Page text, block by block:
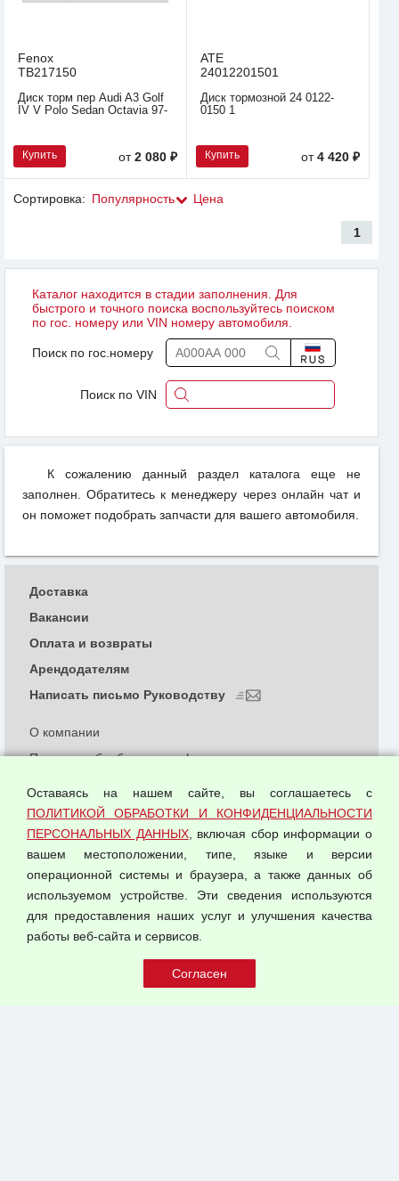
Fenox
TB217150
Диск торм пер Audi A3 Golf
IV V Polo Sedan Octavia 97-
Купить от2 080 ₽
ATE
24012201501
Диск тормозной 24 0122-
0150 1
Купить от4 420 ₽
Сортировка: Популярность Цена
1
Каталог находится в стадии заполнения. Для
быстрого и точного поиска воспользуйтесь поиском
по гос. номеру или VIN номеру автомобиля.
Поиск по гос.номеру
Поиск по VIN
К сожалению данный раздел каталога еще не
заполнен. Обратитесь к менеджеру через онлайн чат и
он поможет подобрать запчасти для вашего автомобиля.
© 2026 ООО "Феникс"
О компании
Политика обработки и конфиденциальности
Согласием на обработку персональных данных
Оферта оптовой купли-продажи
Публичная оферта
Доставка
Вакансии
Оплата и возвраты
Арендодателям
Написать письмо Руководству
Оставаясь на нашем сайте, вы соглашаетесь с
ПОЛИТИКОЙ ОБРАБОТКИ И КОНФИДЕНЦИАЛЬНОСТИ
ПЕРСОНАЛЬНЫХ ДАННЫХ, включая сбор информации о
вашем местоположении, типе, языке и версии
операционной системы и браузера, а также данных об
используемом устройстве. Эти сведения используются
для предоставления наших услуг и улучшения качества
работы веб-сайта и сервисов.